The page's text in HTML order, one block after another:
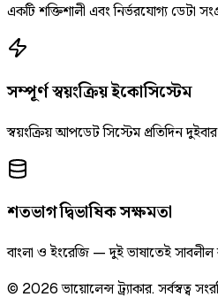
একটি শক্তিশালী এবং নির্ভরযোগ্য ডেটা
সম্পূর্ণ স্বয়ংক্রিয় ইকোসিস্টেম
স্বয়ংক্রিয় আপডেট সিস্টেম প্রতিদিন
শতভাগ দ্বিভাষিক সক্ষমতা
বাংলা ও ইংরেজি — দুই ভাষাতেই
© 2026 ভায়োলেন্স ট্র্যাকার.সর্বস্বত্ব